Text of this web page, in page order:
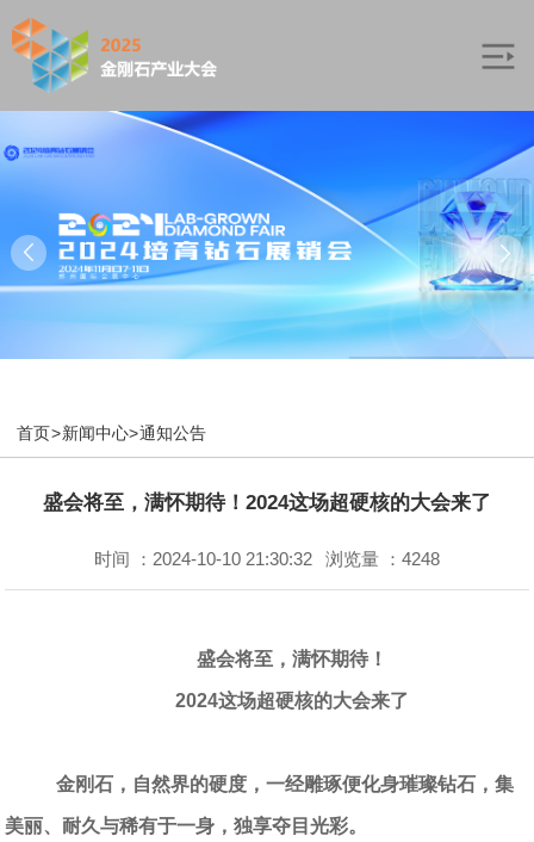
首页>新闻中心>通知公告
盛会将至，满怀期待！2024这场超硬核的大会来了
时间 ：2024-10-10 21:30:32 浏览量 ：4248
盛会将至，满怀期待！
2024这场超硬核的大会来了
金刚石，自然界的硬度，一经雕琢便化身璀璨钻石，集
美丽、耐久与稀有于一身，独享夺目光彩。